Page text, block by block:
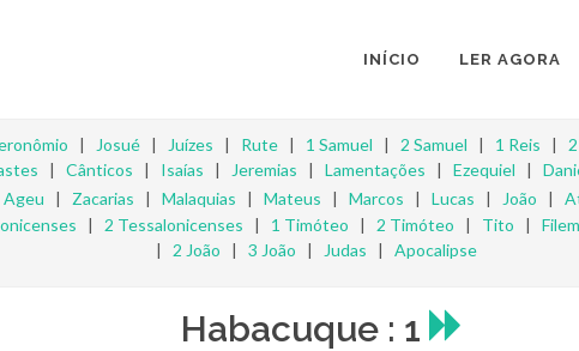
INÍCIO LER AGORA
| Josué| Juízes | Rute| 1 Samuel | 2 Samuel | 1 Reis |
| Cânticos | Isaías | Jeremias | Lamentações | Ezequiel |
Ageu | Zacarias | Malaquias | Mateus | Marcos | Lucas | João |
| 2 Tessalonicenses | 1 Timóteo | 2 Timóteo | Tito |
| 2 João | 3 João | Judas | Apocalipse
Habacuque : 1